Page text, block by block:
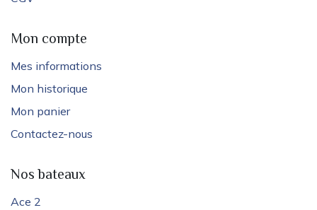
Mon compte
Mes informations
Mon historique
Mon panier
Contactez-nous
Nos bateaux
Ace 2